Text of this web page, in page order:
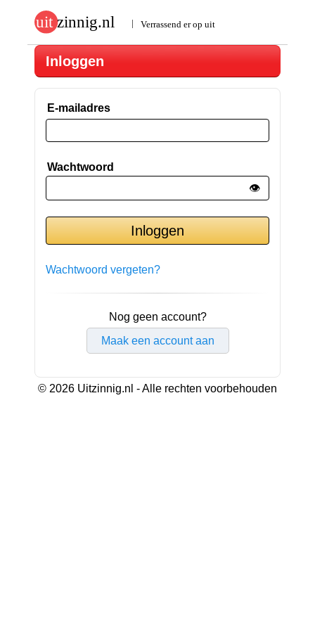
Inloggen
E-mailadres
Wachtwoord
👁️
Wachtwoord vergeten?
Nog geen account?
Maak een account aan
© 2026 Uitzinnig.nl - Alle rechten voorbehouden